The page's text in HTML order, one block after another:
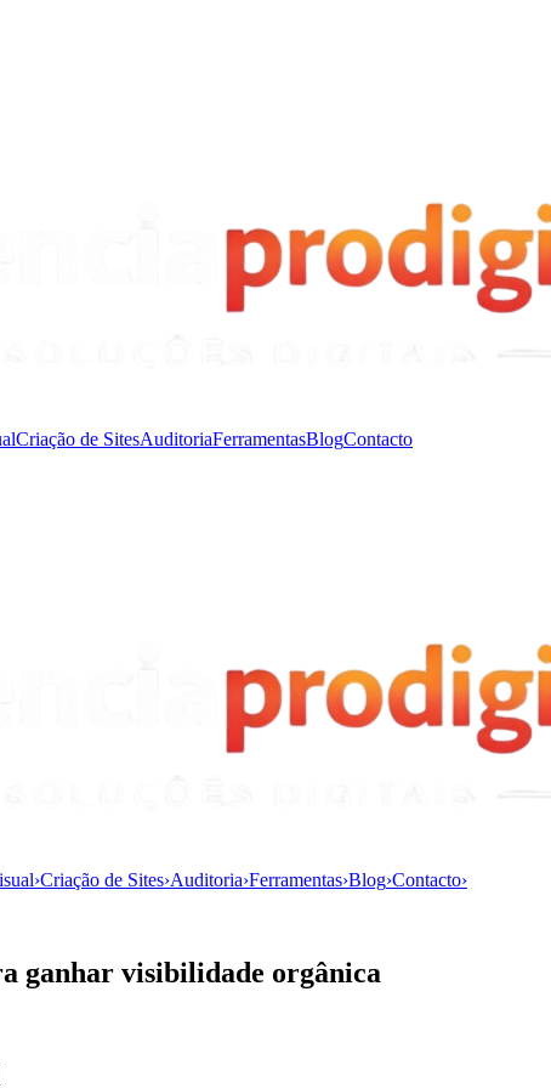
Criação de SitesAuditoriaFerramentasBlogContacto
›Criação de Sites›Auditoria›Ferramentas›Blog›Contacto›
ganhar visibilidade orgânica